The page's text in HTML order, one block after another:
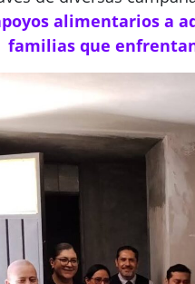
alimentarios a
familias que